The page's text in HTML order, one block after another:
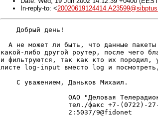
In-reply-to: <
    Добрый день!
А не может ли быть, что данные
какой-либо другой роутер, после чего
и фильтруются, так как кто их породил,
листе log-input вместо log и
    С уважением, Даньков Михаил.
ОАО "Деловая
тел./факс +7-
2:5037/9@fidonet